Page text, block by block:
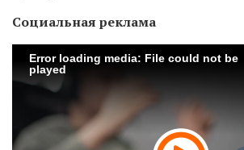
Социальная реклама
Error loading media: File could not be
played